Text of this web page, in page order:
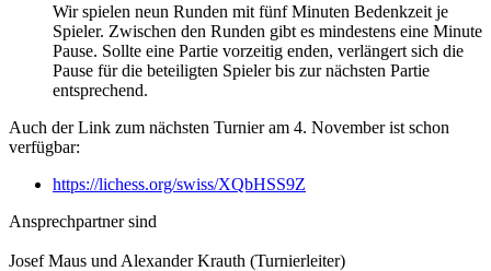
Wir spielen neun Runden mit fünf Minuten Bedenkzeit je
Spieler. Zwischen den Runden gibt es mindestens eine Minute
Pause. Sollte eine Partie vorzeitig enden, verlängert sich die
Pause für die beteiligten Spieler bis zur nächsten Partie
entsprechend.
Auch der Link zum nächsten Turnier am 4. November ist schon
verfügbar:
https://lichess.org/swiss/XQbHSS9Z
Ansprechpartner sind
Josef Maus und Alexander Krauth (Turnierleiter)